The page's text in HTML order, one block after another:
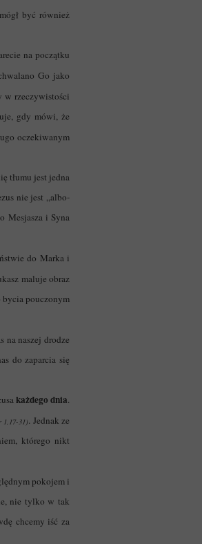
być również
na początku
Go jako
w rzeczywistości
gdy mówi, że
oczekiwanym
tłumu jest jedna
nie jest „albo-
Mesjasza i Syna
do Marka i
maluje obraz
bycia pouczonym
na naszej drodze
do zaparcia się
każdego dnia.
1,17-31). Jednak ze
którego nikt
pokojem i
nie tylko w tak
chcemy iść za